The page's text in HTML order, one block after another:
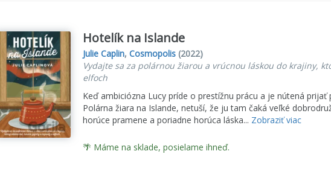
Hotelík na Islande
Julie Caplin, Cosmopolis(2022)
Vydajte sa za polárnou žiarou a vrúcnou láskou do krajiny,
elfoch
Keď ambiciózna Lucy príde o prestížnu prácu a je nútená
Polárna žiara na Islande, netuší, že ju tam čaká veľké
horúce pramene a poriadne horúca láska... Zobraziť viac
🌴 Máme na sklade, posielame ihneď.